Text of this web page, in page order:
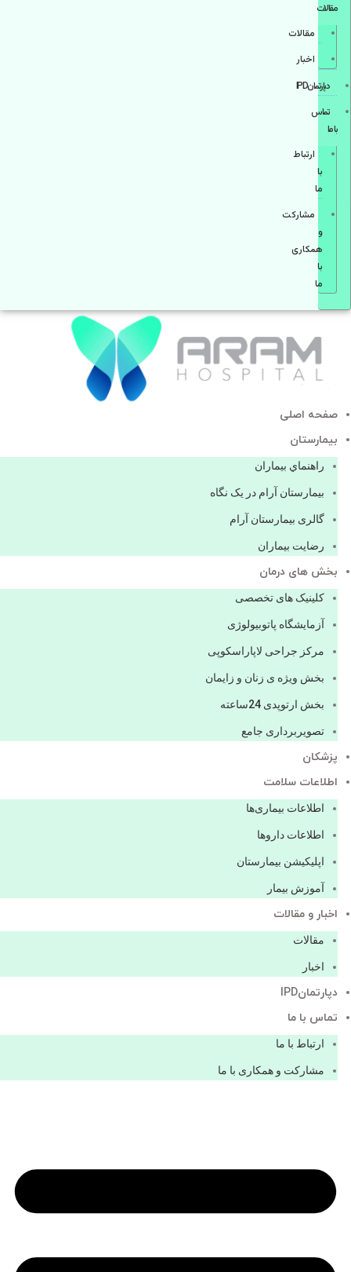
مقالات
مقالات
اخبار
دپارتمانIPD
تماس
با ما
ارتباط
با
ما
مشاركت
و
همكاری
با
ما
صفحه اصلی
بيمارستان
راهنماي بیماران
بیمارستان آرام در یک نگاه
گالری بیمارستان آرام
رضایت بیماران
بخش های درمان
کلینیک های تخصصی
آزمایشگاه پاتوبیولوژی
مرکز جراحی لاپاراسکوپی
بخش ویژه ی زنان و زایمان
بخش ارتوپدی 24ساعته
تصویربرداری جامع
پزشكان
اطلاعات سلامت
اطلاعات بیماری‌ها
اطلاعات دارو‌ها
اپليكيشن بيمارستان
آموزش بیمار
اخبار و مقالات
مقالات
اخبار
دپارتمانIPD
تماس با ما
ارتباط با ما
مشاركت و همكاری با ما